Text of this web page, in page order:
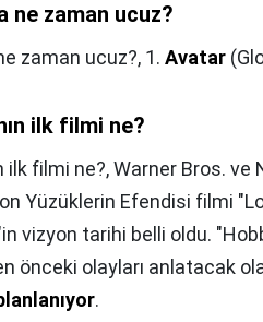
ne zaman ucuz?
zaman ucuz?, 1. Avatar
ilk filmi ne?
ilk filmi ne?,Warner Bros. ve
Yüzüklerin Efendisi filmi
vizyon tarihi belli oldu.
önceki olayları anlatacak
.